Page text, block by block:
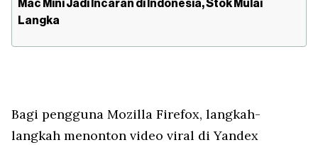
Mac Mini Jadi Incaran di Indonesia, Stok Mulai
Langka
Bagi pengguna Mozilla Firefox, langkah-
langkah menonton video viral di Yandex